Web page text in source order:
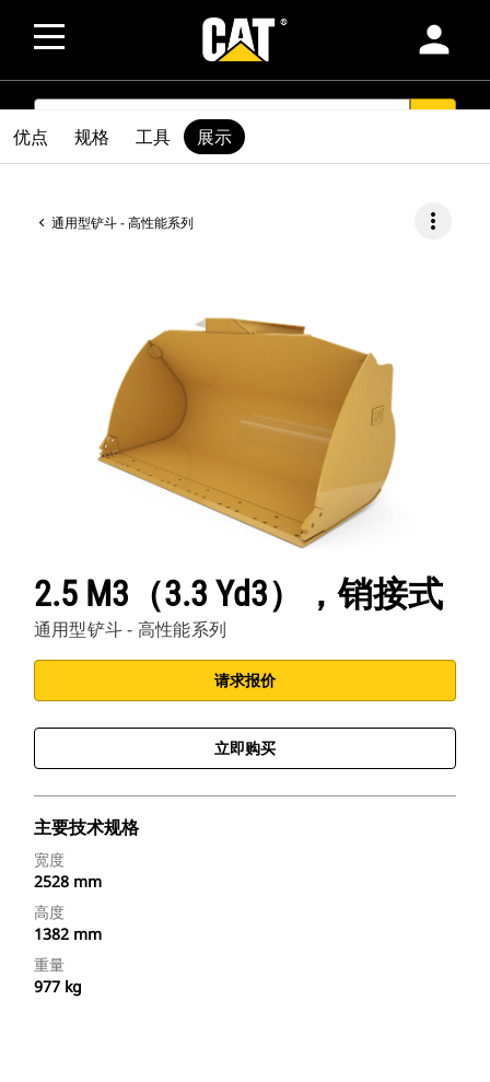
person
SEARCH
通用型铲斗 - 高性能系列 more_vert
2.5 M3（3.3 Yd3），销接式
通用型铲斗 - 高性能系列
请求报价
立即购买
主要技术规格
宽度
2528 mm
高度
1382 mm
重量
977 kg
优点 规格 工具 展示